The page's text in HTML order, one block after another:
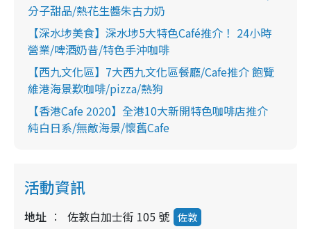
分子甜品/熱花生醬朱古力奶
【深水埗美食】深水埗5大特色Café推介！ 24小時
營業/啤酒奶昔/特色手沖咖啡
【西九文化區】7大西九文化區餐廳/Cafe推介 飽覽
維港海景歎咖啡/pizza/熱狗
【香港Cafe 2020】全港10大新開特色咖啡店推介
純白日系/無敵海景/懷舊Cafe
活動資訊
地址 佐敦白加士街 105 號 佐敦